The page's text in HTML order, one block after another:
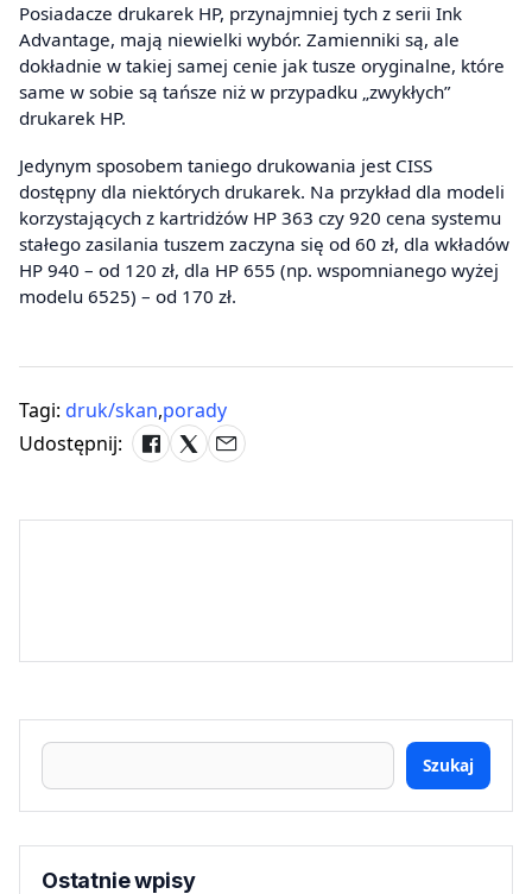
Posiadacze drukarek HP, przynajmniej tych z serii Ink
Advantage, mają niewielki wybór. Zamienniki są, ale
dokładnie w takiej samej cenie jak tusze oryginalne, które
same w sobie są tańsze niż w przypadku „zwykłych”
drukarek HP.
Jedynym sposobem taniego drukowania jest CISS
dostępny dla niektórych drukarek. Na przykład dla modeli
korzystających z kartridżów HP 363 czy 920 cena systemu
stałego zasilania tuszem zaczyna się od 60 zł, dla wkładów
HP 940 – od 120 zł, dla HP 655 (np. wspomnianego wyżej
modelu 6525) – od 170 zł.
Tagi: druk/skan,porady
Udostępnij:
Szukaj
Ostatnie wpisy